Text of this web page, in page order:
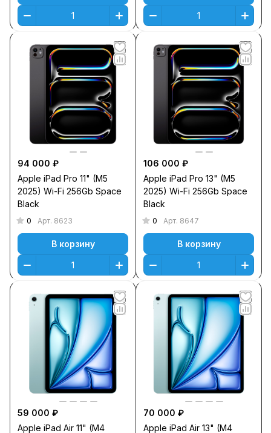
94 000 ₽
Apple iPad Pro 11" (M5
2025) Wi-Fi 256Gb Space
Black
0 Арт. 8623
В корзину
106 000 ₽
Apple iPad Pro 13" (M5
2025) Wi-Fi 256Gb Space
Black
0 Арт. 8647
В корзину
59 000 ₽
Apple iPad Air 11" (M4
70 000 ₽
Apple iPad Air 13" (M4